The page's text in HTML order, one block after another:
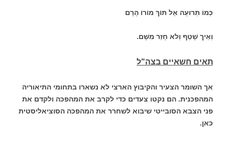
כְּמוֹ תְּרוּעָה אֶל תּוֹךְ מוֹרוֹ הָרָם
וְאֵיך שָׁטַף וְלֹא חָזַר מִשָּׁם.
תאים חשאיים בצה"ל
אך השומר הצעיר והקיבוץ הארצי לא נשארו בתחומי התיאוריה
המהפכנית. הם נקטו צעדים כדי לקרב את המהפכה ולקדם את
פני הצבא הסובייטי שיבוא לשחרר את המהפכה הסוציאליסטית
כאן.